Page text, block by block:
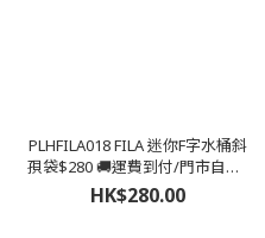
PLHFILA018 FILA 迷你F字水桶斜
孭袋$280 🚚運費到付/門市自取/
無折
HK$280.00